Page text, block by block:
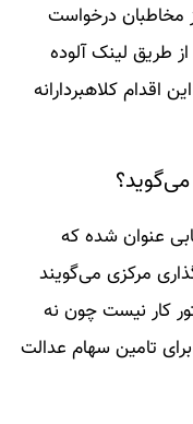
مخاطبان درخواست
طریق لینک آلوده
اقدام کلاهبردارانه
می‌گوید؟
عنوان شده که
مرکزی می‌‌گویند
کار نیست چون نه
تامین سهام عدالت